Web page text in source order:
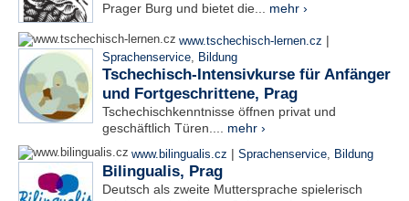
Prager Burg und bietet die... mehr ›
www.tschechisch-lernen.cz |
Sprachenservice, Bildung
Tschechisch-Intensivkurse für Anfänger
und Fortgeschrittene, Prag
Tschechischkenntnisse öffnen privat und
geschäftlich Türen.... mehr ›
www.bilingualis.cz | Sprachenservice, Bildung
Bilingualis, Prag
Deutsch als zweite Muttersprache spielerisch